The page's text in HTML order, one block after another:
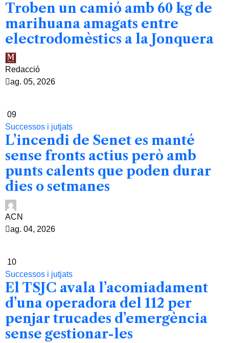
Troben un camió amb 60 kg de
marihuana amagats entre
electrodomèstics a la Jonquera
Redacció
ag. 05, 2026
09
Successos i jutjats
L’incendi de Senet es manté
sense fronts actius però amb
punts calents que poden durar
dies o setmanes
ACN
ag. 04, 2026
10
Successos i jutjats
El TSJC avala l’acomiadament
d’una operadora del 112 per
penjar trucades d’emergència
sense gestionar-les